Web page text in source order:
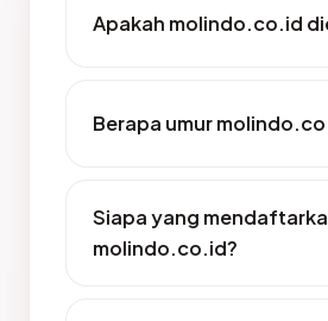
Apakah molindo.co.id
Berapa umur
Siapa yang
molindo.co.id?